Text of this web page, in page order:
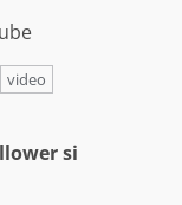
video
si